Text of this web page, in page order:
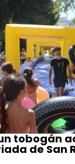
tobogán
de San